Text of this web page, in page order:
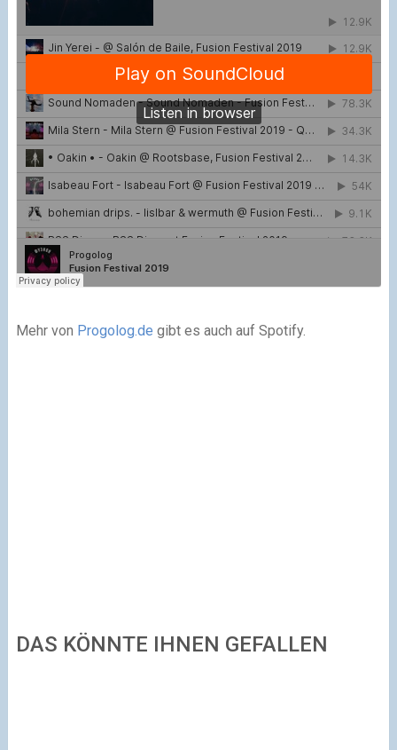
Mehr von Progolog.de gibt es auch auf Spotify.
DAS KÖNNTE IHNEN GEFALLEN